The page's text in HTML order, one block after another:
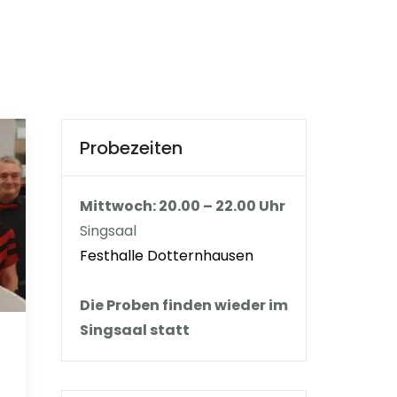
Probezeiten
Mittwoch: 20.00 – 22.00 Uhr
Singsaal
Festhalle Dotternhausen
Die Proben finden wieder im
Singsaal statt